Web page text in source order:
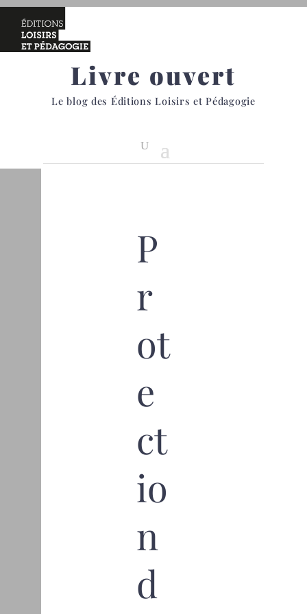
Livre ouvert
Le blog des Éditions Loisirs et Pédagogie
P
r
ot
e
ct
io
n
d